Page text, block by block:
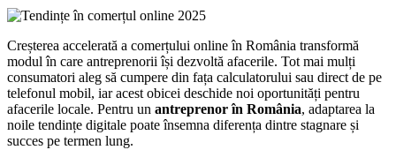
Creșterea accelerată a comerțului online în România transformă
modul în care antreprenorii își dezvoltă afacerile. Tot mai mulți
consumatori aleg să cumpere din fața calculatorului sau direct de pe
telefonul mobil, iar acest obicei deschide noi oportunități pentru
afacerile locale. Pentru un antreprenor în România, adaptarea la
noile tendințe digitale poate însemna diferența dintre stagnare și
succes pe termen lung.